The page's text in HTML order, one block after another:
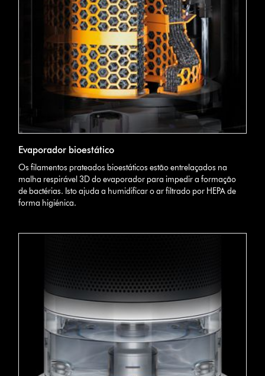
Evaporador bioestático
Os filamentos prateados bioestáticos estão entrelaçados na
malha respirável 3D do evaporador para impedir a formação
de bactérias. Isto ajuda a humidificar o ar filtrado por HEPA de
forma higiénica.